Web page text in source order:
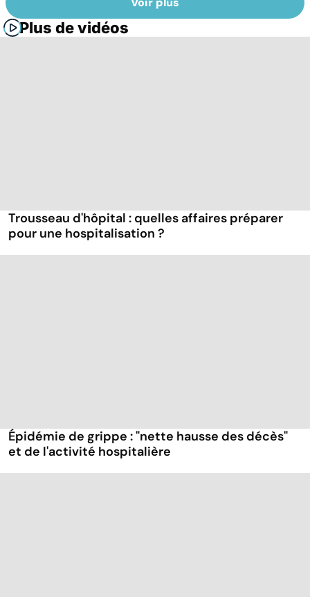
Plus de vidéos
Trousseau d'hôpital : quelles affaires préparer
pour une hospitalisation ?
Épidémie de grippe : "nette hausse des décès"
et de l'activité hospitalière